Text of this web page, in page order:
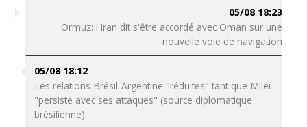
05/08 18:23
Ormuz: l'Iran dit s'être accordé avec Oman sur une
nouvelle voie de navigation
05/08 18:12
Les relations Brésil-Argentine "réduites" tant que Milei
"persiste avec ses attaques" (source diplomatique
brésilienne)